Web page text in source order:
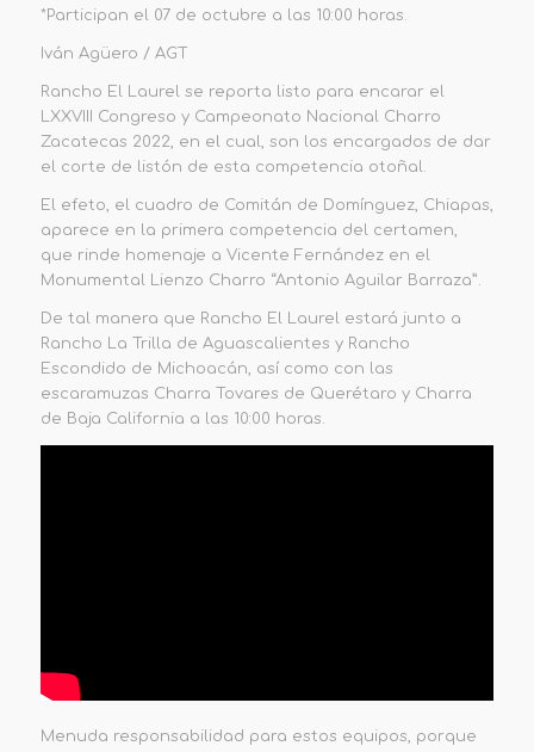
*Participan el 07 de octubre a las 10:00 horas.
Iván Agüero / AGT
Rancho El Laurel se reporta listo para encarar el
LXXVIII Congreso y Campeonato Nacional Charro
Zacatecas 2022, en el cual, son los encargados de dar
el corte de listón de esta competencia otoñal.
El efeto, el cuadro de Comitán de Domínguez, Chiapas,
aparece en la primera competencia del certamen,
que rinde homenaje a Vicente Fernández en el
Monumental Lienzo Charro “Antonio Aguilar Barraza”.
De tal manera que Rancho El Laurel estará junto a
Rancho La Trilla de Aguascalientes y Rancho
Escondido de Michoacán, así como con las
escaramuzas Charra Tovares de Querétaro y Charra
de Baja California a las 10:00 horas.
Menuda responsabilidad para estos equipos, porque